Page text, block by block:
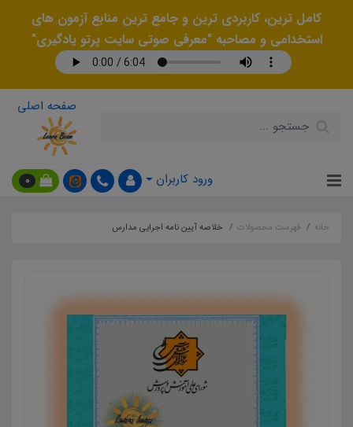
کامل ترین، کاربردی ترین و جامع ترین منابع آزمون های
استخدامی و مصاحبه "معرفی صوتی سایت پرتو یادگیری"
صفحه اصلی
ورود کاربران 0
خانه فهرست محصولات خلاصه آیین نامه اجرایی مدارس